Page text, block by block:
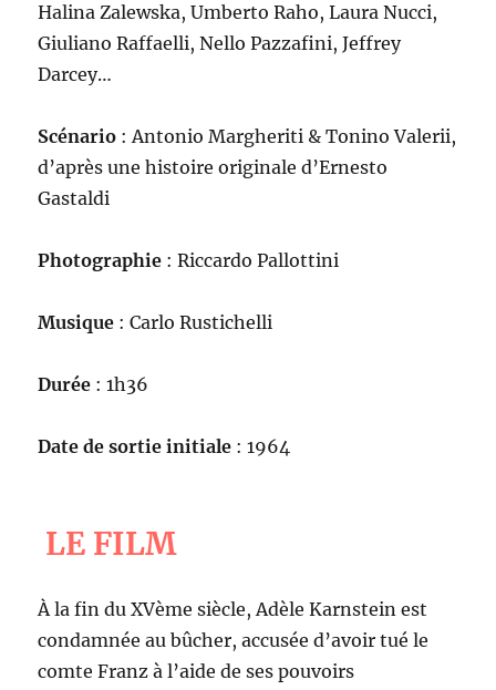
Halina Zalewska, Umberto Raho, Laura Nucci,
Giuliano Raffaelli, Nello Pazzafini, Jeffrey
Darcey…
Scénario : Antonio Margheriti & Tonino Valerii,
d’après une histoire originale d’Ernesto
Gastaldi
Photographie : Riccardo Pallottini
Musique : Carlo Rustichelli
Durée : 1h36
Date de sortie initiale : 1964
LE FILM
À la fin du XVème siècle, Adèle Karnstein est
condamnée au bûcher, accusée d’avoir tué le
comte Franz à l’aide de ses pouvoirs